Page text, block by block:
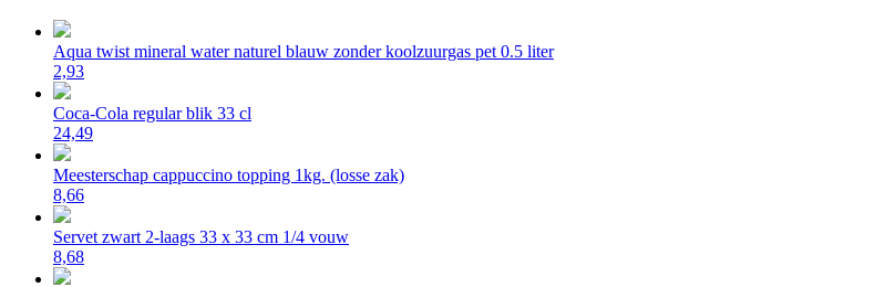
Aqua twist mineral water naturel blauw zonder koolzuurgas pet 0.5 liter
2,93
Coca-Cola regular blik 33 cl
24,49
Meesterschap cappuccino topping 1kg. (losse zak)
8,66
Servet zwart 2-laags 33 x 33 cm 1/4 vouw
8,68